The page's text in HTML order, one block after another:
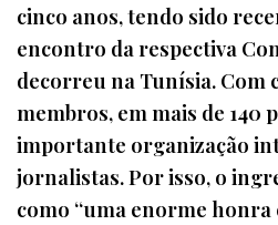
cinco anos, tendo sido
encontro da respectiva
decorreu na Tunísia. Com
membros, em mais de 140
importante organização
jornalistas. Por isso, o
como “uma enorme honra